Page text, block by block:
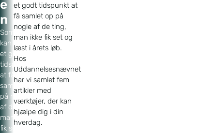
e
n
Sommertid
kan være
et godt
tidspunkt
at få
samlet op
på nogle
af de ting,
man ikke
fik set og
et godt tidspunkt at
få samlet op på
nogle af de ting,
man ikke fik set og
læst i årets løb.
Hos
Uddannelsesnævnet
har vi samlet fem
artikler med
værktøjer, der kan
hjælpe dig i din
hverdag.